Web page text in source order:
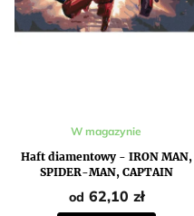
Haft diamentowy - IRON MAN,
SPIDER-MAN, CAPTAIN
MARVEL, DEADPOOL I STAR-
LORD
W magazynie
od 62,10 zł